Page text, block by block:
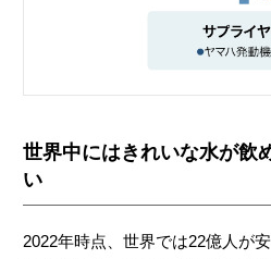
世界中にはきれいな水が飲
い
2022年時点、世界では22億人が